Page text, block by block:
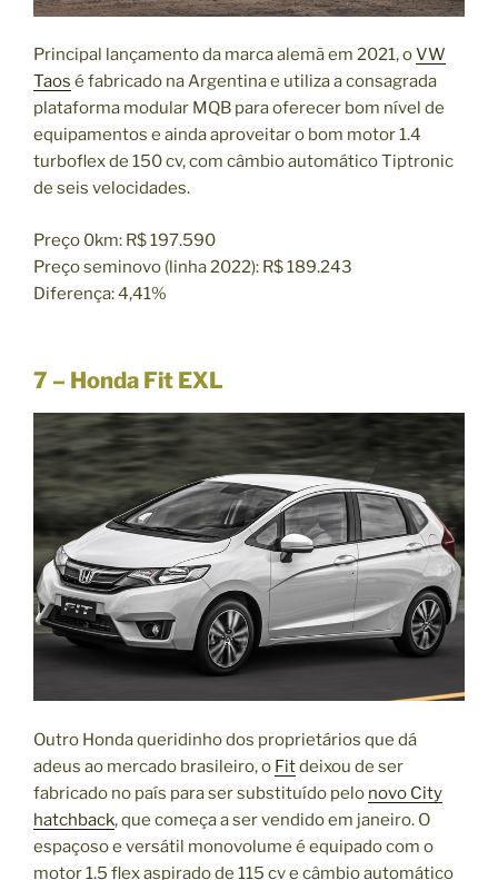
Principal lançamento da marca alemã em 2021, oVW
Taos é fabricado na Argentina e utiliza a consagrada
plataforma modular MQB para oferecer bom nível de
equipamentos e ainda aproveitar o bom motor 1.4
turboflex de 150 cv, com câmbio automático Tiptronic
de seis velocidades.
Preço 0km: R$ 197.590
Preço seminovo (linha 2022): R$ 189.243
Diferença: 4,41%
7 – Honda Fit EXL
Outro Honda queridinho dos proprietários que dá
adeus ao mercado brasileiro, o Fitdeixou de ser
fabricado no país para ser substituído pelo novo City
hatchback, que começa a ser vendido em janeiro. O
espaçoso e versátil monovolume é equipado com o
motor 1.5 flex aspirado de 115 cv e câmbio automático